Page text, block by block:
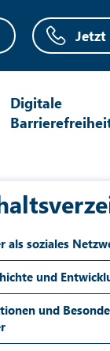
Jetzt
Digitale
als soziales
und
und